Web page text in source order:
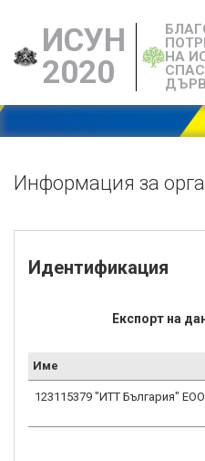
ИСУН
2020
НА
Информация за
Идентификация
Експорт на
Име
123115379 "ИТТ България"